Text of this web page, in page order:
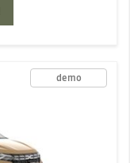
demo